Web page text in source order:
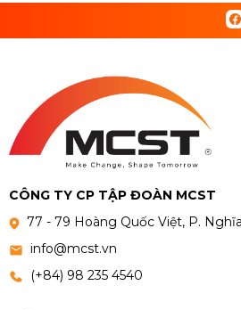
CÔNG TY CP TẬP ĐOÀN MCST
77 - 79 Hoàng Quốc Việt, P.
info@mcst.vn
(+84) 98 235 4540